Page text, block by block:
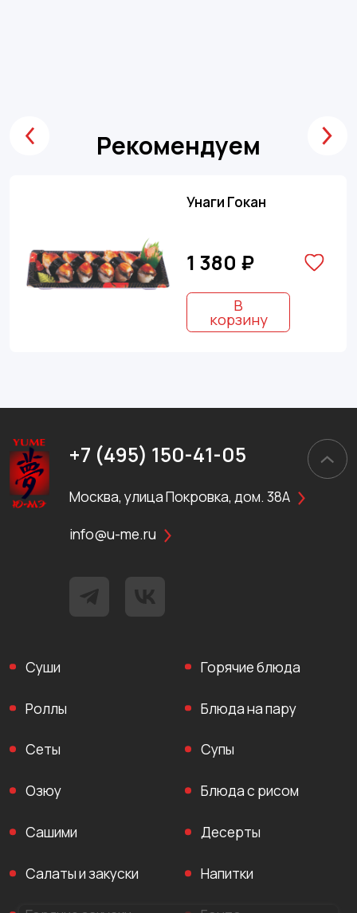
Рекомендуем
Унаги Гокан
1 380 ₽
В
корзину
+7 (495) 150-41-05
Москва, улица Покровка, дом. 38А
info@u-me.ru
Суши
Роллы
Сеты
Озюу
Сашими
Салаты и закуски
Горячие блюда
Блюда на пару
Супы
Блюда с рисом
Десерты
Напитки